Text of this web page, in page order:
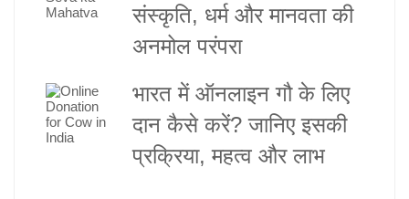
संस्कृति, धर्म और मानवता की
अनमोल परंपरा
भारत में ऑनलाइन गौ के लिए
दान कैसे करें? जानिए इसकी
प्रक्रिया, महत्व और लाभ